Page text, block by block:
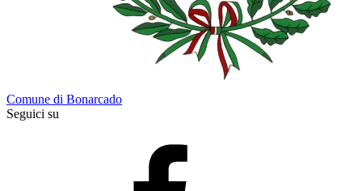
Comune di Bonarcado
Seguici su